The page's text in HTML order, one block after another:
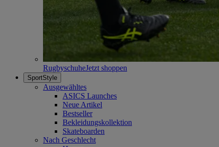
RugbyschuheJetzt shoppen
SportStyle
Ausgewähltes
ASICS Launches
Neue Artikel
Bestseller
Bekleidungskollektion
Skateboarden
Nach Geschlecht